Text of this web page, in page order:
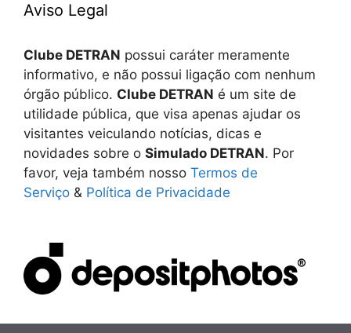
Aviso Legal
Clube DETRAN possui caráter meramente
informativo, e não possui ligação com nenhum
órgão público. Clube DETRAN é um site de
utilidade pública, que visa apenas ajudar os
visitantes veiculando notícias, dicas e
novidades sobre o Simulado DETRAN. Por
favor, veja também nosso Termos de
Serviço & Política de Privacidade